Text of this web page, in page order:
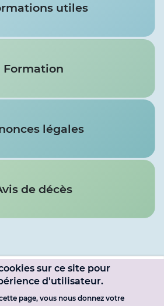
utiles
Formation
légales
de décès
SE CONNECTER
sur ce site pour
d'utilisateur.
page, vous nous donnez votre